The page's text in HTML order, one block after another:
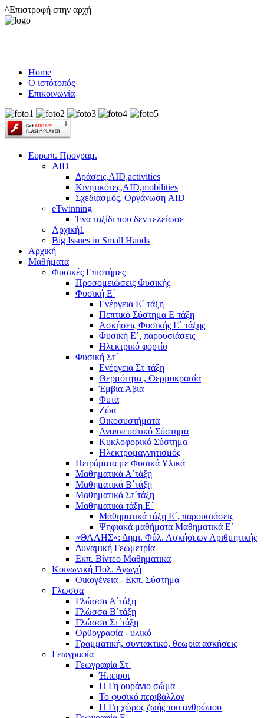
^Επιστροφή στην αρχή
Home
Ο ιστότοπός
Επικοινωνία
Ευρωπ. Προγραμ.
AID
Δράσεις,AID,activities
Κινητικότες,AID,mobilities
Σχεδιασμός, Οργάνωση AID
eTwinning
Ένα ταξίδι που δεν τελείωσε
Αρχική1
Big Issues in Small Hands
Αρχική
Μαθήματα
Φυσικές Επιστήμες
Προσομειώσεις Φυσικής
Φυσική Ε΄
Ενέργεια Ε΄ τάξη
Πεπτικό Σύστημα Ε΄τάξη
Ασκήσεις Φυσικής Ε΄ τάξης
Φυσική Ε΄, παρουσιάσεις
Ηλεκτρικό φορτίο
Φυσική Στ΄
Ενέργεια Στ΄τάξη
Θερμότητα , Θερμοκρασία
Έμβια,Άβια
Φυτά
Ζώα
Οικοσυστήματα
Αναπνευστικό Σύστημα
Κυκλοφορικό Σύστημα
Ηλεκτρομαγνητισμός
Πειράματα με Φυσικά Υλικά
Μαθηματικά Α΄τάξη
Μαθηματικά Β΄τάξη
Μαθηματικά Στ΄τάξη
Μαθηματικά τάξη Ε΄
Μαθηματικά τάξη Ε΄, παρουσιάσεις
Ψηφιακά μαθήματα Μαθηματικά Ε΄
«ΘΑΛΗΣ»: Δημι. Φύλ. Ασκήσεων Αριθμητικής
Δυναμική Γεωμετρία
Εκπ. Βίντεο Μαθηματικά
Κοινωνική Πολ. Αγωγή
Οικογένεια - Εκπ. Σύστημα
Γλώσσα
Γλώσσα Α΄τάξη
Γλώσσα Β΄τάξη
Γλώσσα Στ΄τάξη
Ορθογραφία - υλικό
Γραμματική, συντακτικό, θεωρία ασκήσεις
Γεωγραφία
Γεωγραφία Στ΄
Ήπειροι
Η Γη ουράνιο σώμα
Το φυσικό περιβάλλον
Η Γη χώρος ζωής του ανθρώπου